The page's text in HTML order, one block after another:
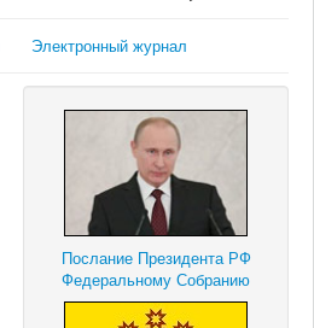
Электронный журнал
Послание Президента РФ
Федеральному Собранию